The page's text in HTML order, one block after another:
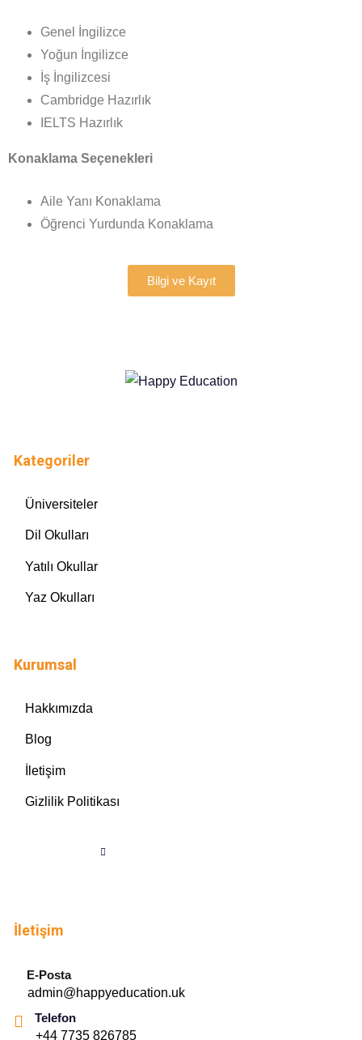
Genel İngilizce
Yoğun İngilizce
İş İngilizcesi
Cambridge Hazırlık
IELTS Hazırlık
Konaklama Seçenekleri
Aile Yanı Konaklama
Öğrenci Yurdunda Konaklama
Bilgi ve Kayıt
Kategoriler
Üniversiteler
Dil Okulları
Yatılı Okullar
Yaz Okulları
Kurumsal
Hakkımızda
Blog
İletişim
Gizlilik Politikası
İletişim
E-Posta
admin@happyeducation.uk
Telefon
+44 7735 826785